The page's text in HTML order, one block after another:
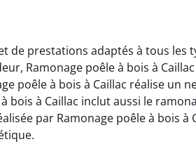
de prestations adaptés à tous les
Ramonage poêle à bois à Caillac
poêle à bois à Caillac réalise un
à Caillac inclut aussi le
par Ramonage poêle à bois à